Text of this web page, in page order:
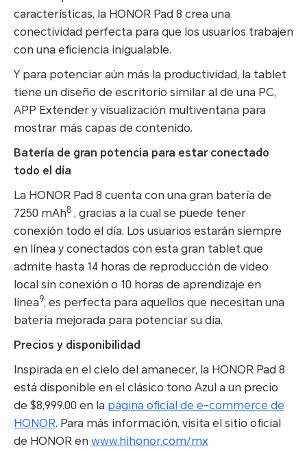
características, la HONOR Pad 8 crea una
conectividad perfecta para que los usuarios trabajen
con una eficiencia inigualable.
Y para potenciar aún más la productividad, la tablet
tiene un diseño de escritorio similar al de una PC,
APP Extender y visualización multiventana para
mostrar más capas de contenido.
Batería de gran potencia para estar conectado
todo el día
La HONOR Pad 8 cuenta con una gran batería de
7250 mAh8 , gracias a la cual se puede tener
conexión todo el día. Los usuarios estarán siempre
en línea y conectados con esta gran tablet que
admite hasta 14 horas de reproducción de video
local sin conexión o 10 horas de aprendizaje en
línea9, es perfecta para aquellos que necesitan una
batería mejorada para potenciar su día.
Precios y disponibilidad
Inspirada en el cielo del amanecer, la HONOR Pad 8
está disponible en el clásico tono Azul a un precio
de $8,999.00 en la página oficial de e-commerce de
HONOR. Para más información, visita el sitio oficial
de HONOR en www.hihonor.com/mx